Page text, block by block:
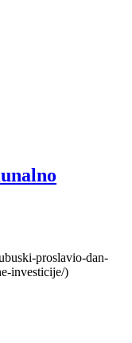
proslavio-dan-
investicije/)